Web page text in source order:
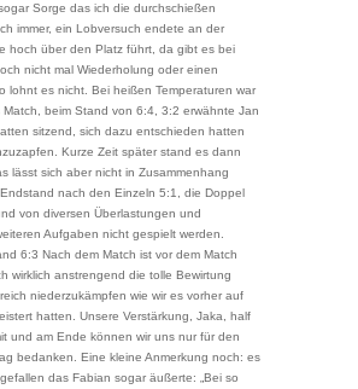
Sorge das ich die durchschießen
immer, ein Lobversuch endete an der
hoch über den Platz führt, da gibt es bei
nicht mal Wiederholung oder einen
lohnt es nicht. Bei heißen Temperaturen war
beim Stand von 6:4, 3:2 erwähnte Jan
sitzend, sich dazu entschieden hatten
Kurze Zeit später stand es dann
lässt sich aber nicht in Zusammenhang
nach den Einzeln 5:1, die Doppel
von diversen Überlastungen und
Aufgaben nicht gespielt werden.
6:3 Nach dem Match ist vor dem Match
wirklich anstrengend die tolle Bewirtung
niederzukämpfen wie wir es vorher auf
hatten. Unsere Verstärkung, Jaka, half
und am Ende können wir uns nur für den
bedanken. Eine kleine Anmerkung noch: es
das Fabian sogar äußerte: „Bei so